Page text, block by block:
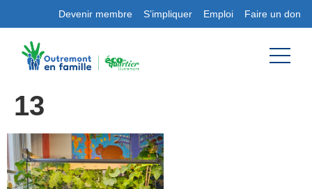
Devenir membre S’impliquer Emploi Faire un don
13